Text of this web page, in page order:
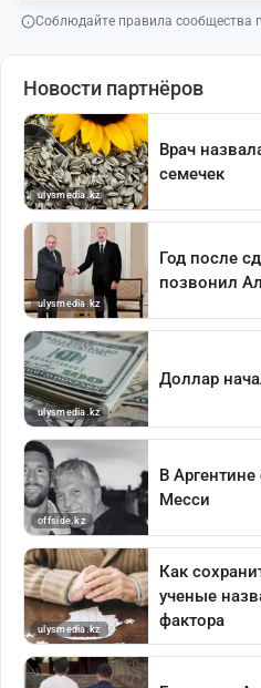
Соблюдайте правила сообщества